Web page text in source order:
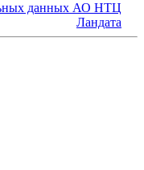
данных АО НТЦ
Ландата